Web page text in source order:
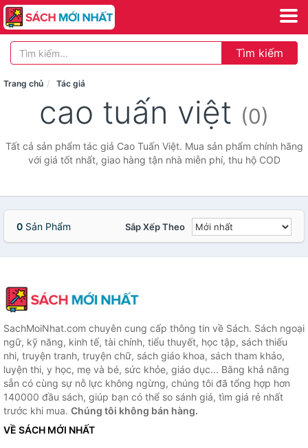
Tìm kiếm
Trang chủ Tác giả
cao tuấn việt (0)
Tất cả sản phẩm tác giả Cao Tuấn Việt. Mua sản phẩm chính hãng
với giá tốt nhất, giao hàng tận nhà miễn phí, thu hộ COD
0 Sản Phẩm Sắp Xếp Theo
SachMoiNhat.com chuyên cung cấp thông tin về Sách. Sách ngoại
ngữ, kỹ năng, kinh tế, tài chính, tiểu thuyết, học tập, sách thiếu
nhi, truyện tranh, truyện chữ, sách giáo khoa, sách tham khảo,
luyện thi, y học, mẹ và bé, sức khỏe, giáo dục... Bằng khả năng
sẵn có cùng sự nỗ lực không ngừng, chúng tôi đã tổng hợp hơn
140000 đầu sách, giúp bạn có thể so sánh giá, tìm giá rẻ nhất
trước khi mua. Chúng tôi không bán hàng.
VỀ SÁCH MỚI NHẤT